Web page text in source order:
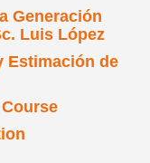
Generación
Luis López
Estimación de